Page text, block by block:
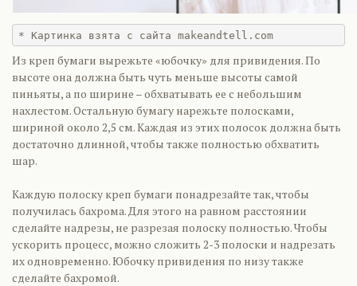
* Картинка взята с сайта makeandtell.com
Из креп бумаги вырежьте «юбочку» для привидения. По
высоте она должна быть чуть меньше высоты самой
пиньяты, а по ширине – обхватывать ее с небольшим
нахлестом. Остальную бумагу нарежьте полосками,
шириной около 2,5 см. Каждая из этих полосок должна быть
достаточно длинной, чтобы также полностью обхватить
шар.
Каждую полоску креп бумаги понадрезайте так, чтобы
получилась бахрома. Для этого на равном расстоянии
сделайте надрезы, не разрезая полоску полностью. Чтобы
ускорить процесс, можно сложить 2-3 полоски и надрезать
их одновременно. Юбочку привидения по низу также
сделайте бахромой.